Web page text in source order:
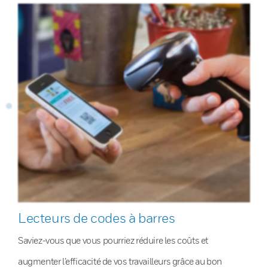
Lecteurs de codes à barres
Saviez-vous que vous pourriez réduire les coûts et
augmenter l’efficacité de vos travailleurs grâce au bon